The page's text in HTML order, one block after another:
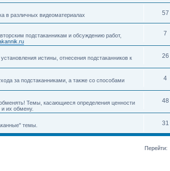
в различных видеоматериалах 57
подстаканникам и обсуждению работ,
7
истины, отнесения подстаканников к
26
за подстаканниками, а также со способами
4
Темы, касающиеся определения ценности
их обмену.
48
темы. 31
Перейти: